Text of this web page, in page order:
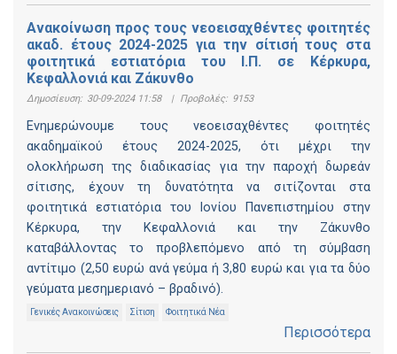
Ανακοίνωση προς τους νεοεισαχθέντες φοιτητές
ακαδ. έτους 2024-2025 για την σίτισή τους στα
φοιτητικά εστιατόρια του Ι.Π. σε Κέρκυρα,
Κεφαλλονιά και Ζάκυνθο
Δημοσίευση: 30-09-2024 11:58 | Προβολές: 9153
Ενημερώνουμε τους νεοεισαχθέντες φοιτητές
ακαδημαϊκού έτους 2024-2025, ότι μέχρι την
ολοκλήρωση της διαδικασίας για την παροχή δωρεάν
σίτισης, έχουν τη δυνατότητα να σιτίζονται στα
φοιτητικά εστιατόρια του Ιονίου Πανεπιστημίου στην
Κέρκυρα, την Κεφαλλονιά και την Ζάκυνθο
καταβάλλοντας το προβλεπόμενο από τη σύμβαση
αντίτιμο (2,50 ευρώ ανά γεύμα ή 3,80 ευρώ και για τα δύο
γεύματα μεσημεριανό – βραδινό).
Γενικές Ανακοινώσεις Σίτιση Φοιτητικά Νέα
Περισσότερα